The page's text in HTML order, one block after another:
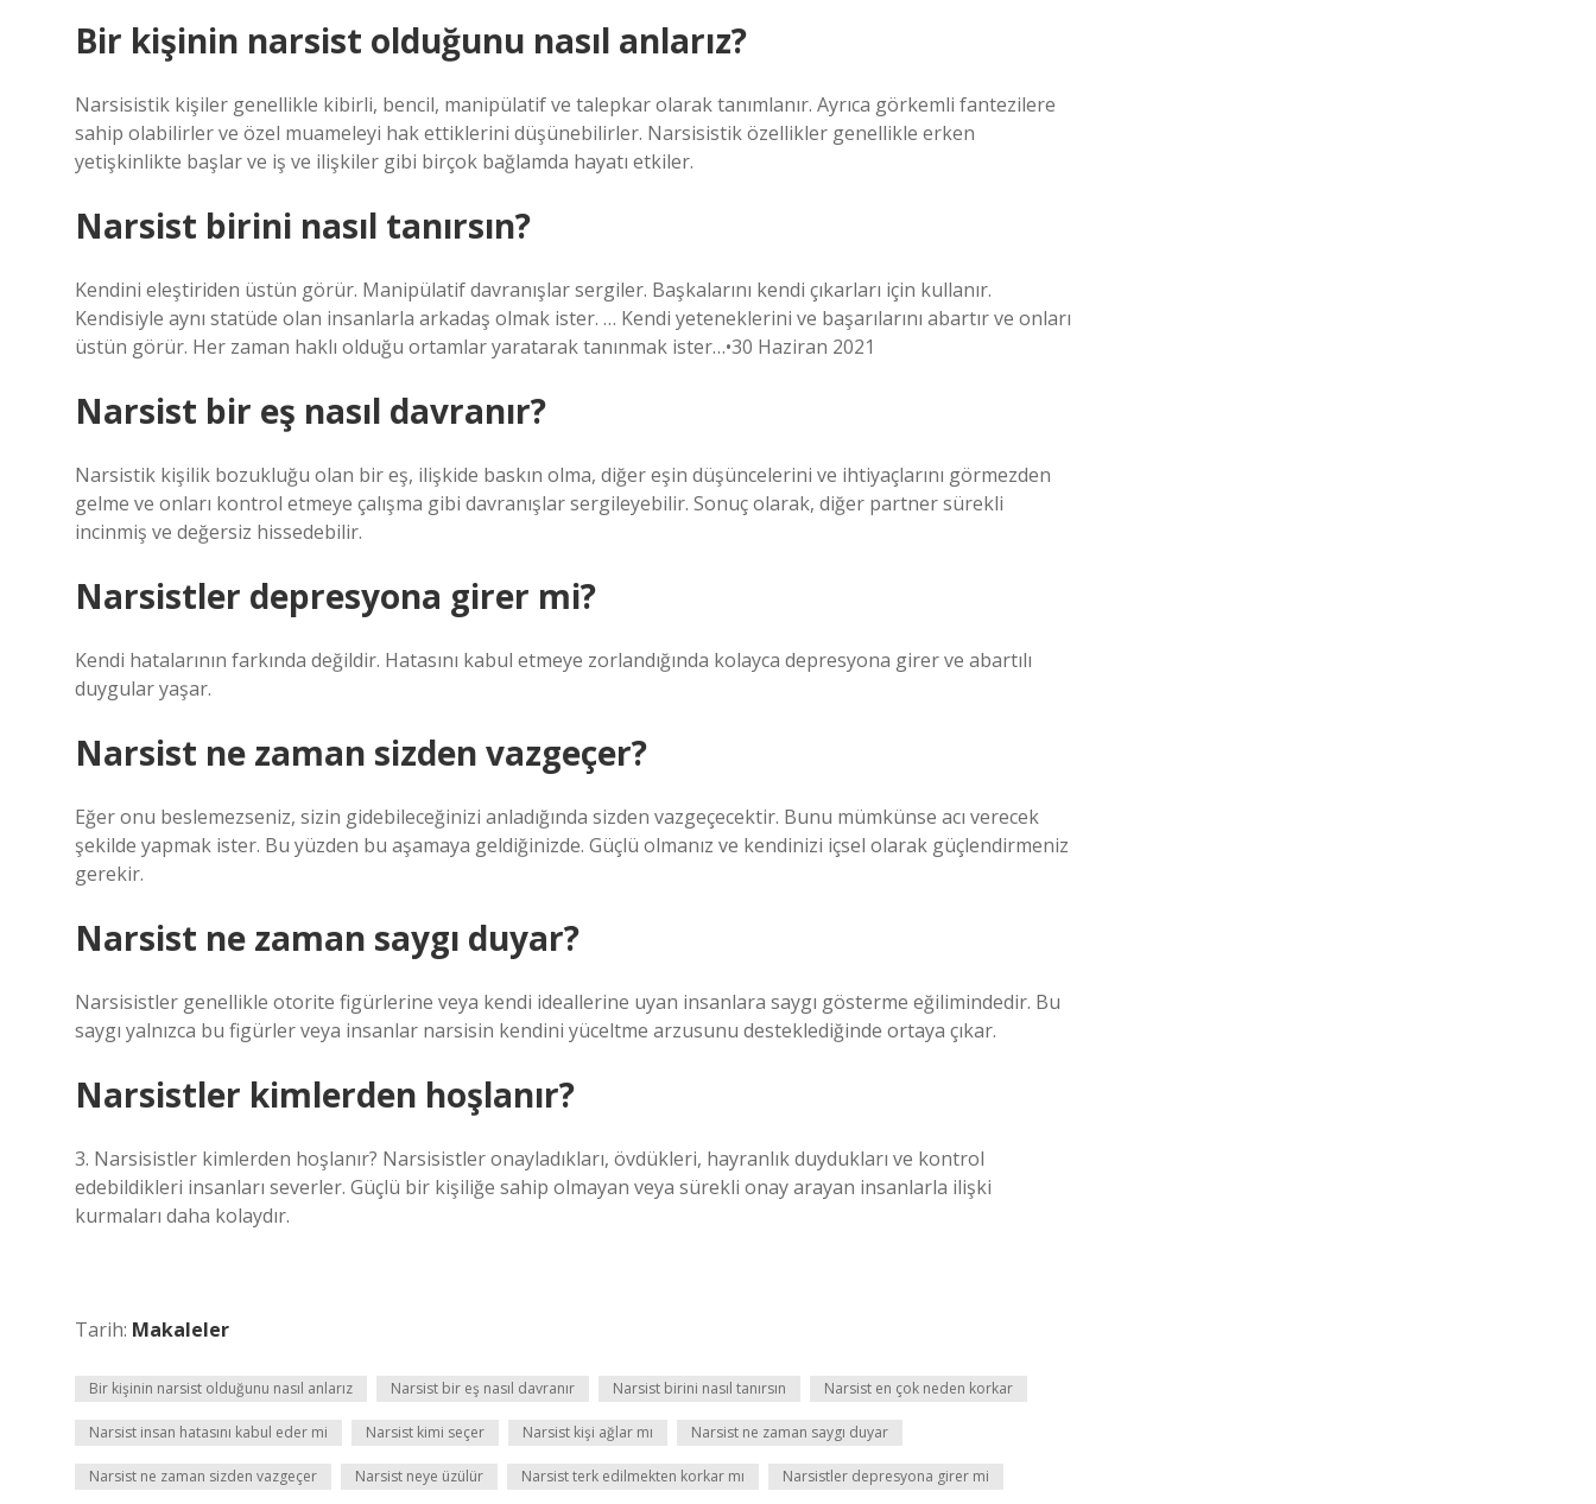
Bir kişinin narsist olduğunu nasıl anlarız?
Narsisistik kişiler genellikle kibirli, bencil, manipülatif ve talepkar olarak tanımlanır. Ayrıca görkemli fantezilere
sahip olabilirler ve özel muameleyi hak ettiklerini düşünebilirler. Narsisistik özellikler genellikle erken
yetişkinlikte başlar ve iş ve ilişkiler gibi birçok bağlamda hayatı etkiler.
Narsist birini nasıl tanırsın?
Kendini eleştiriden üstün görür. Manipülatif davranışlar sergiler. Başkalarını kendi çıkarları için kullanır.
Kendisiyle aynı statüde olan insanlarla arkadaş olmak ister. … Kendi yeteneklerini ve başarılarını abartır ve onları
üstün görür. Her zaman haklı olduğu ortamlar yaratarak tanınmak ister…•30 Haziran 2021
Narsist bir eş nasıl davranır?
Narsistik kişilik bozukluğu olan bir eş, ilişkide baskın olma, diğer eşin düşüncelerini ve ihtiyaçlarını görmezden
gelme ve onları kontrol etmeye çalışma gibi davranışlar sergileyebilir. Sonuç olarak, diğer partner sürekli
incinmiş ve değersiz hissedebilir.
Narsistler depresyona girer mi?
Kendi hatalarının farkında değildir. Hatasını kabul etmeye zorlandığında kolayca depresyona girer ve abartılı
duygular yaşar.
Narsist ne zaman sizden vazgeçer?
Eğer onu beslemezseniz, sizin gidebileceğinizi anladığında sizden vazgeçecektir. Bunu mümkünse acı verecek
şekilde yapmak ister. Bu yüzden bu aşamaya geldiğinizde. Güçlü olmanız ve kendinizi içsel olarak güçlendirmeniz
gerekir.
Narsist ne zaman saygı duyar?
Narsisistler genellikle otorite figürlerine veya kendi ideallerine uyan insanlara saygı gösterme eğilimindedir. Bu
saygı yalnızca bu figürler veya insanlar narsisin kendini yüceltme arzusunu desteklediğinde ortaya çıkar.
Narsistler kimlerden hoşlanır?
3. Narsisistler kimlerden hoşlanır? Narsisistler onayladıkları, övdükleri, hayranlık duydukları ve kontrol
edebildikleri insanları severler. Güçlü bir kişiliğe sahip olmayan veya sürekli onay arayan insanlarla ilişki
kurmaları daha kolaydır.
Tarih: Makaleler
Bir kişinin narsist olduğunu nasıl anlarız Narsist bir eş nasıl davranır Narsist birini nasıl tanırsın Narsist en çok neden korkar
Narsist insan hatasını kabul eder mi Narsist kimi seçer Narsist kişi ağlar mı Narsist ne zaman saygı duyar
Narsist ne zaman sizden vazgeçer Narsist neye üzülür Narsist terk edilmekten korkar mı Narsistler depresyona girer mi